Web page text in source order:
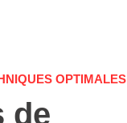
OPTIMALES
de